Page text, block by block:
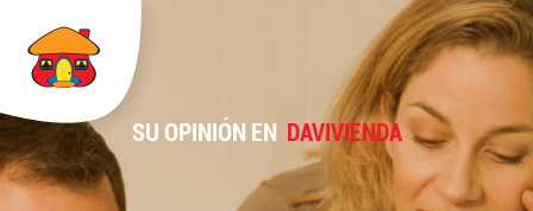
SU OPINIÓN EN DAVIVIENDA